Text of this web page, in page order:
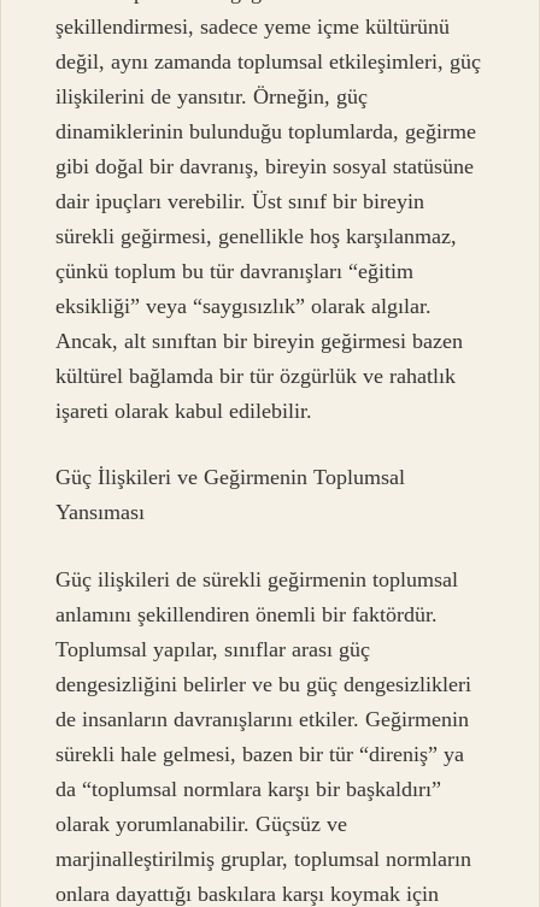
şekillendirmesi, sadece yeme içme kültürünü
değil, aynı zamanda toplumsal etkileşimleri, güç
ilişkilerini de yansıtır. Örneğin, güç
dinamiklerinin bulunduğu toplumlarda, geğirme
gibi doğal bir davranış, bireyin sosyal statüsüne
dair ipuçları verebilir. Üst sınıf bir bireyin
sürekli geğirmesi, genellikle hoş karşılanmaz,
çünkü toplum bu tür davranışları “eğitim
eksikliği” veya “saygısızlık” olarak algılar.
Ancak, alt sınıftan bir bireyin geğirmesi bazen
kültürel bağlamda bir tür özgürlük ve rahatlık
işareti olarak kabul edilebilir.
Güç İlişkileri ve Geğirmenin Toplumsal
Yansıması
Güç ilişkileri de sürekli geğirmenin toplumsal
anlamını şekillendiren önemli bir faktördür.
Toplumsal yapılar, sınıflar arası güç
dengesizliğini belirler ve bu güç dengesizlikleri
de insanların davranışlarını etkiler. Geğirmenin
sürekli hale gelmesi, bazen bir tür “direniş” ya
da “toplumsal normlara karşı bir başkaldırı”
olarak yorumlanabilir. Güçsüz ve
marjinalleştirilmiş gruplar, toplumsal normların
onlara dayattığı baskılara karşı koymak için